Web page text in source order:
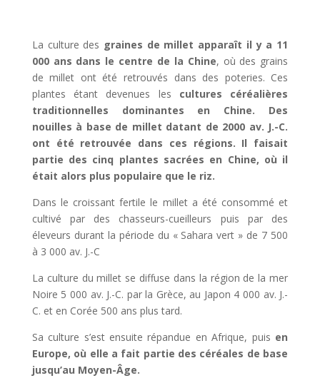
La culture des graines de millet apparaît il y a 11
000 ans dans le centre de la Chine, où des grains
de millet ont été retrouvés dans des poteries. Ces
plantes étant devenues les cultures céréalières
traditionnelles dominantes en Chine. Des
nouilles à base de millet datant de 2000 av. J.-C.
ont été retrouvée dans ces régions. Il faisait
partie des cinq plantes sacrées en Chine, où il
était alors plus populaire que le riz.
Dans le croissant fertile le millet a été consommé et
cultivé par des chasseurs-cueilleurs puis par des
éleveurs durant la période du « Sahara vert » de 7 500
à 3 000 av. J.-C
La culture du millet se diffuse dans la région de la mer
Noire 5 000 av. J.-C. par la Grèce, au Japon 4 000 av. J.-
C. et en Corée 500 ans plus tard.
Sa culture s’est ensuite répandue en Afrique, puis en
Europe, où elle a fait partie des céréales de base
jusqu’au Moyen-Âge.